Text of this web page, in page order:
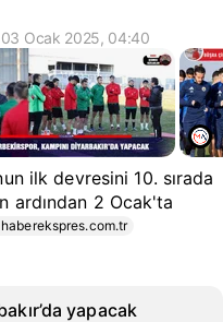
Ocak 2025, 04:40
ilk devresini 10. sırada
ardından 2 Ocak'ta
haberekspres.com.tr
yapacak